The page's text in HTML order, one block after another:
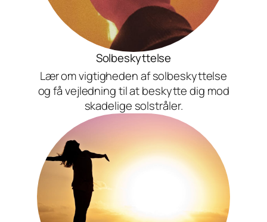
Solbeskyttelse
Lær om vigtigheden af solbeskyttelse
og få vejledning til at beskytte dig mod
skadelige solstråler.